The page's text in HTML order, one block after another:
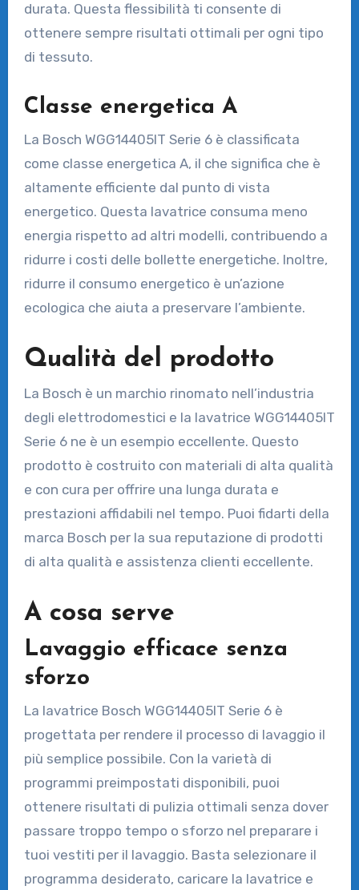
durata. Questa flessibilità ti consente di
ottenere sempre risultati ottimali per ogni tipo
di tessuto.
Classe energetica A
La Bosch WGG14405IT Serie 6 è classificata
come classe energetica A, il che significa che è
altamente efficiente dal punto di vista
energetico. Questa lavatrice consuma meno
energia rispetto ad altri modelli, contribuendo a
ridurre i costi delle bollette energetiche. Inoltre,
ridurre il consumo energetico è un’azione
ecologica che aiuta a preservare l’ambiente.
Qualità del prodotto
La Bosch è un marchio rinomato nell’industria
degli elettrodomestici e la lavatrice WGG14405IT
Serie 6 ne è un esempio eccellente. Questo
prodotto è costruito con materiali di alta qualità
e con cura per offrire una lunga durata e
prestazioni affidabili nel tempo. Puoi fidarti della
marca Bosch per la sua reputazione di prodotti
di alta qualità e assistenza clienti eccellente.
A cosa serve
Lavaggio efficace senza
sforzo
La lavatrice Bosch WGG14405IT Serie 6 è
progettata per rendere il processo di lavaggio il
più semplice possibile. Con la varietà di
programmi preimpostati disponibili, puoi
ottenere risultati di pulizia ottimali senza dover
passare troppo tempo o sforzo nel preparare i
tuoi vestiti per il lavaggio. Basta selezionare il
programma desiderato, caricare la lavatrice e